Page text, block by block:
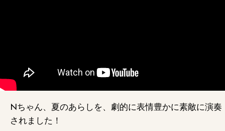
Nちゃん、夏のあらしを、劇的に表情豊かに素敵に演奏
されました！